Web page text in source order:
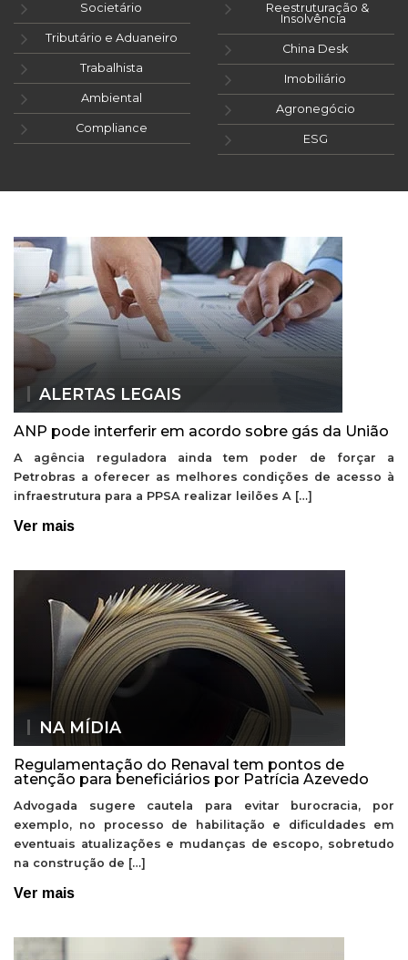
Societário
Tributário e Aduaneiro
Trabalhista
Ambiental
Compliance
Reestruturação &
Insolvência
China Desk
Imobiliário
Agronegócio
ESG
ALERTAS LEGAIS
ANP pode interferir em acordo sobre gás da União
A agência reguladora ainda tem poder de forçar a
Petrobras a oferecer as melhores condições de acesso à
infraestrutura para a PPSA realizar leilões A […]
Ver mais
NA MÍDIA
Regulamentação do Renaval tem pontos de
atenção para beneficiários por Patrícia Azevedo
Advogada sugere cautela para evitar burocracia, por
exemplo, no processo de habilitação e dificuldades em
eventuais atualizações e mudanças de escopo, sobretudo
na construção de […]
Ver mais